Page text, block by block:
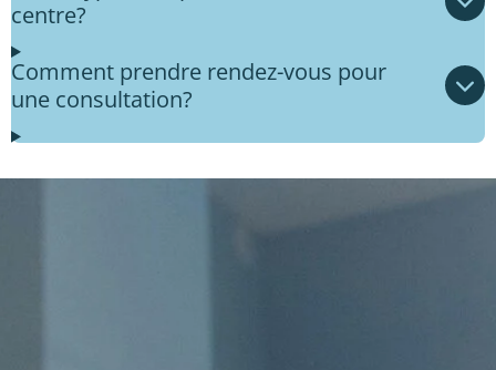
centre?
Comment prendre rendez-vous pour
une consultation?